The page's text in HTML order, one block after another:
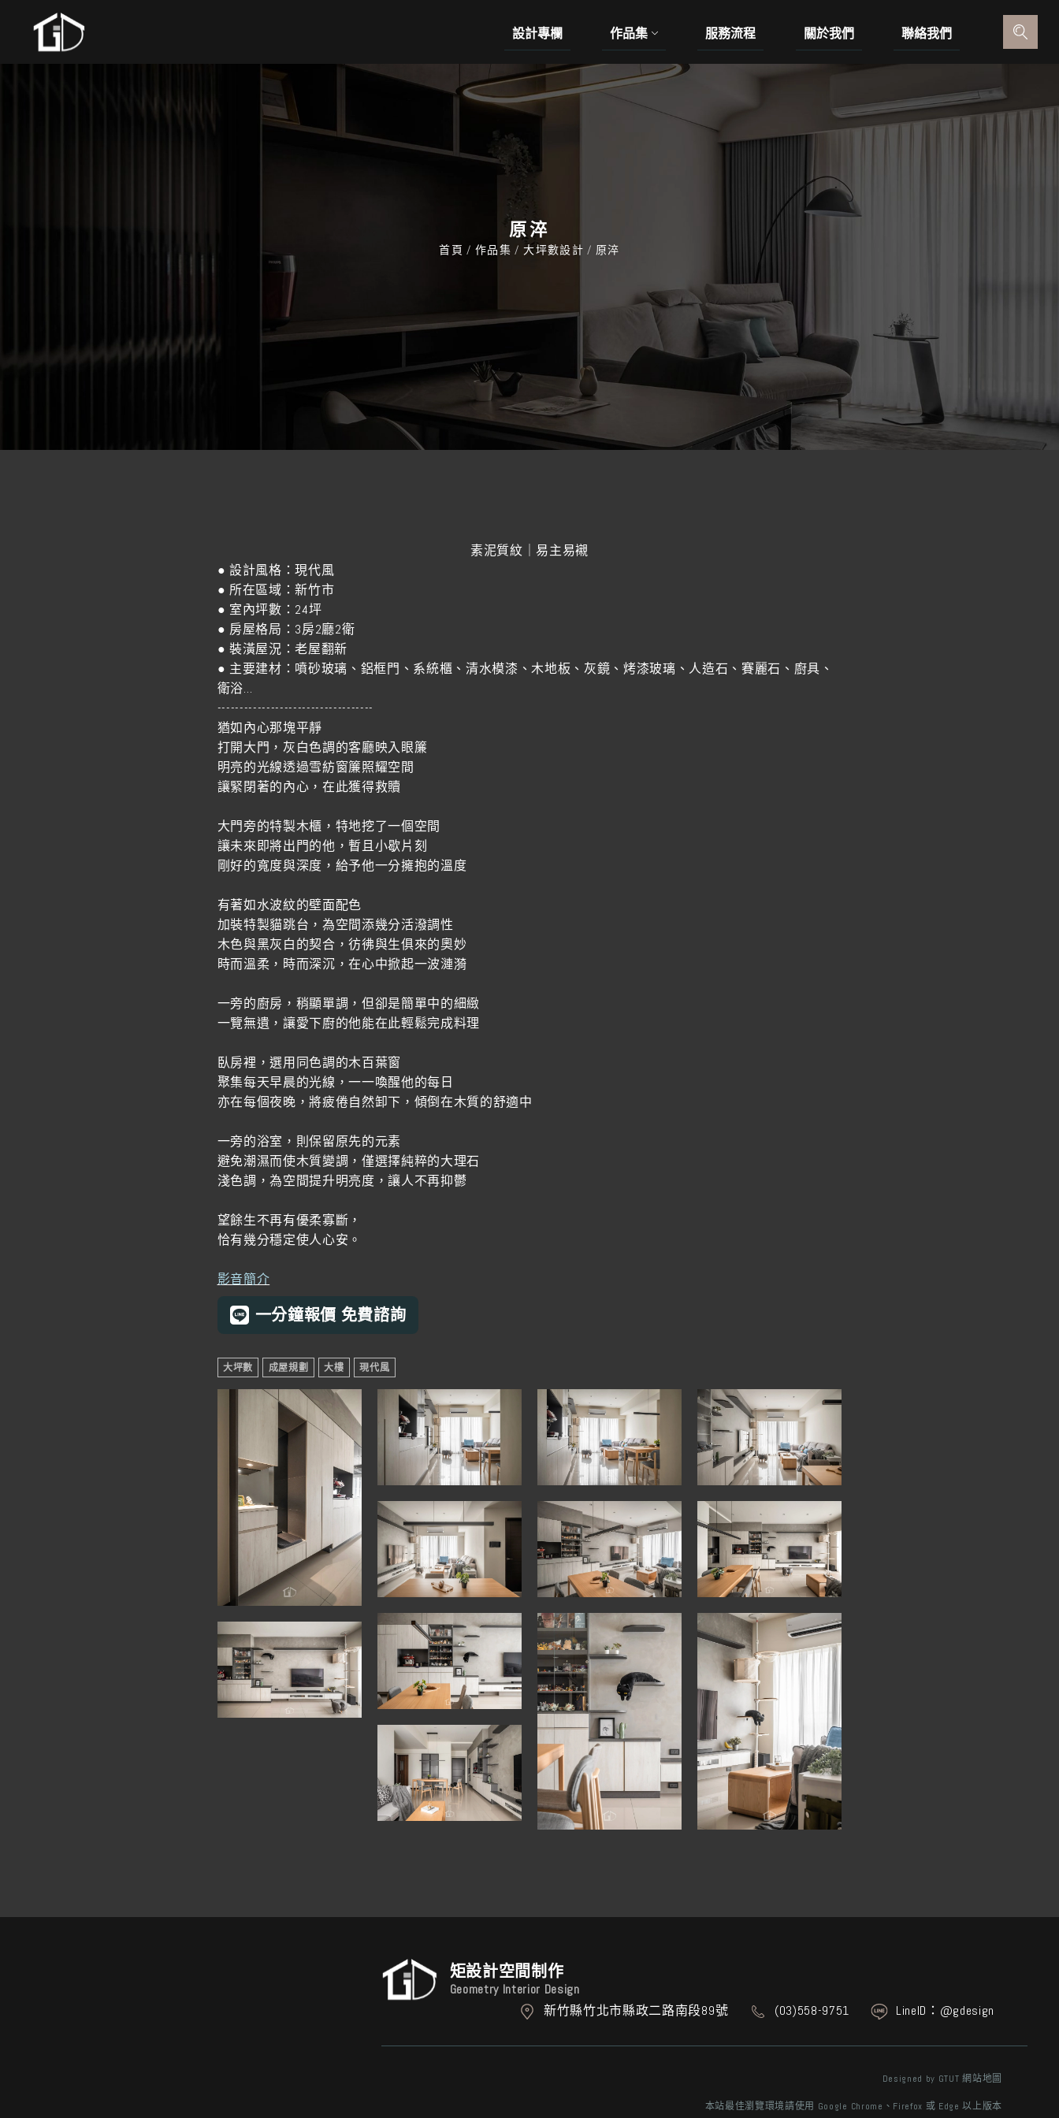
設計專欄 作品集 服務流程 關於我們 聯絡我們
原淬
首頁 / 作品集 / 大坪數設計 / 原淬
素泥質紋｜易主易襯
● 設計風格：現代風
● 所在區域：新竹市
● 室內坪數：24坪
● 房屋格局：3房2廳2衛
● 裝潢屋況：老屋翻新
● 主要建材：噴砂玻璃、鋁框門、系統櫃、清水模漆、木地板、灰鏡、烤漆玻璃、人造石、賽麗石、廚具、
衛浴…
-----------------------------------
猶如內心那塊平靜
打開大門，灰白色調的客廳映入眼簾
明亮的光線透過雪紡窗簾照耀空間
讓緊閉著的內心，在此獲得救贖
大門旁的特製木櫃，特地挖了一個空間
讓未來即將出門的他，暫且小歇片刻
剛好的寬度與深度，給予他一分擁抱的溫度
有著如水波紋的壁面配色
加裝特製貓跳台，為空間添幾分活潑調性
木色與黑灰白的契合，彷彿與生俱來的奧妙
時而溫柔，時而深沉，在心中掀起一波漣漪
一旁的廚房，稍顯單調，但卻是簡單中的細緻
一覽無遺，讓愛下廚的他能在此輕鬆完成料理
臥房裡，選用同色調的木百葉窗
聚集每天早晨的光線，一一喚醒他的每日
亦在每個夜晚，將疲倦自然卸下，傾倒在木質的舒適中
一旁的浴室，則保留原先的元素
避免潮濕而使木質變調，僅選擇純粹的大理石
淺色調，為空間提升明亮度，讓人不再抑鬱
望餘生不再有優柔寡斷，
恰有幾分穩定使人心安。
影音簡介
一分鐘報價 免費諮詢
大坪數 成屋規劃 大樓 現代風
矩設計空間制作
Geometry Interior Design
新竹縣竹北市縣政二路南段89號
(03)558-9751 LineID：@gdesign
Designed by GTUT 網站地圖
本站最佳瀏覽環境請使用 Google Chrome、Firefox 或 Edge 以上版本